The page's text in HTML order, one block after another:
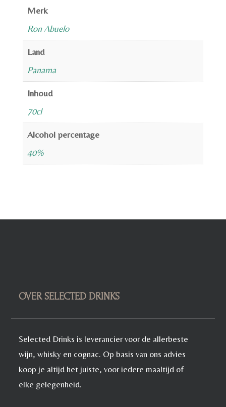
Merk
Ron Abuelo
Land
Panama
Inhoud
70cl
Alcohol percentage
40%
OVER SELECTED DRINKS
Selected Drinks is leverancier voor de allerbeste
wijn, whisky en cognac. Op basis van ons advies
koop je altijd het juiste, voor iedere maaltijd of
elke gelegenheid.